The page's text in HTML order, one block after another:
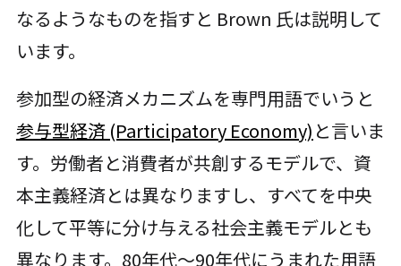
なるようなものを指すと Brown 氏は説明して
います。
参加型の経済メカニズムを専門用語でいうと
参与型経済 (Participatory Economy) と言いま
す。労働者と消費者が共創するモデルで、資
本主義経済とは異なりますし、すべてを中央
化して平等に分け与える社会主義モデルとも
異なります。80年代〜90年代にうまれた用語